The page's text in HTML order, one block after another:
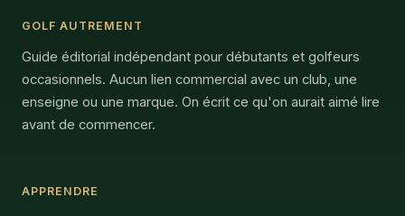
GOLF AUTREMENT
Guide éditorial indépendant pour débutants et golfeurs
occasionnels. Aucun lien commercial avec un club, une
enseigne ou une marque. On écrit ce qu'on aurait aimé lire
avant de commencer.
APPRENDRE